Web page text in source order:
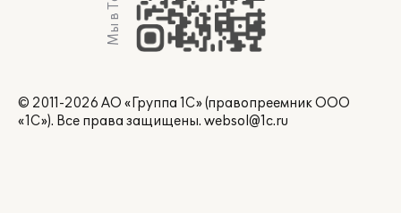
© 2011-2026 АО «Группа 1С» (правопреемник ООО
«1С»). Все права защищены. websol@1c.ru